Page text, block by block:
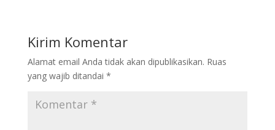
Kirim Komentar
Alamat email Anda tidak akan dipublikasikan. Ruas
yang wajib ditandai *